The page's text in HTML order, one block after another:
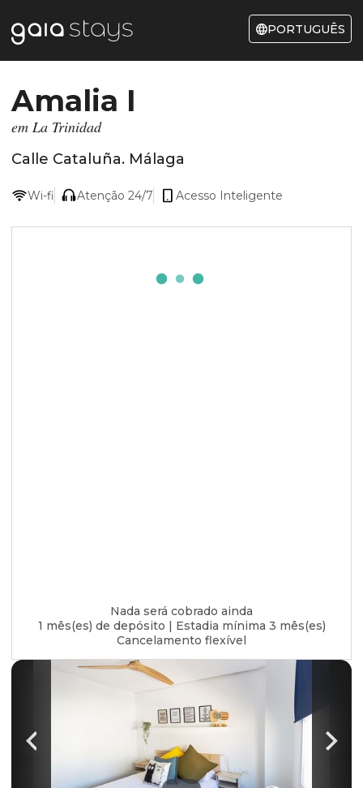
PORTUGUÊS
Amalia I
em La Trinidad
Calle Cataluña. Málaga
Wi-fi Atenção 24/7 Acesso Inteligente
Nada será cobrado ainda
1 mês(es) de depósito | Estadia mínima 3 mês(es)
Cancelamento flexível